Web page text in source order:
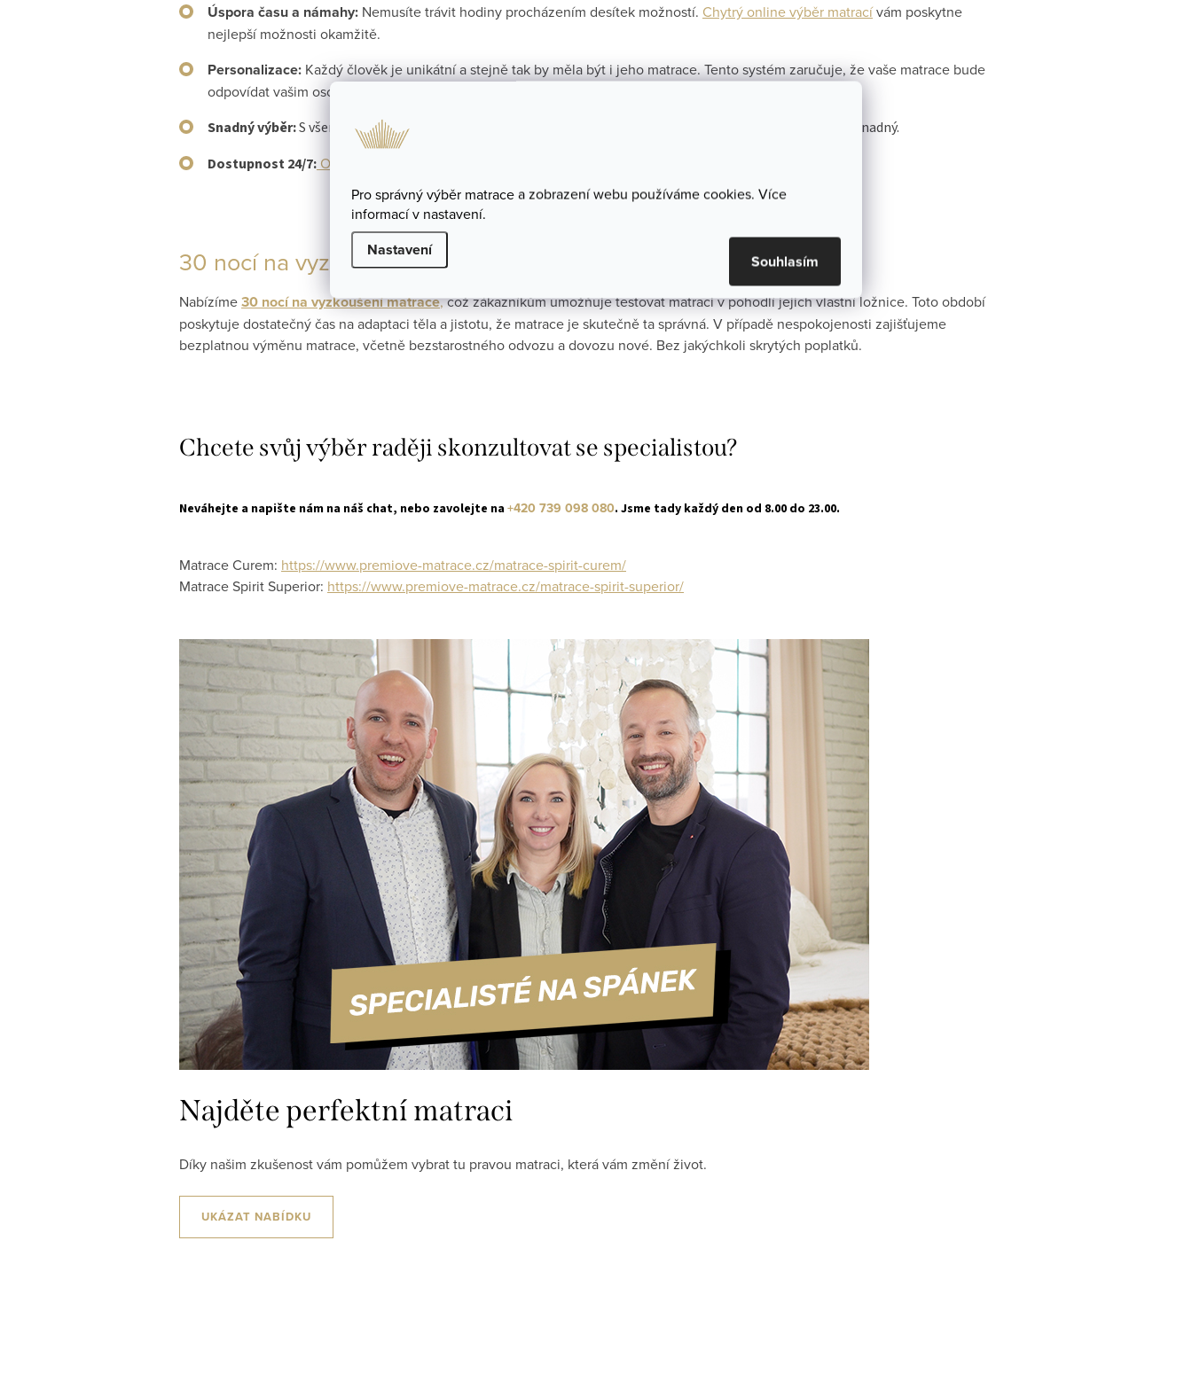
Pro správný výběr matrace a zobrazení webu používáme cookies. Více
informací v nastavení.
Nastavení
Souhlasím
Úspora času a námahy: Nemusíte trávit hodiny procházením desítek možností. Chytrý online výběr matracívám poskytne
nejlepší možnosti okamžitě.
Personalizace: Každý člověk je unikátní a stejně tak by měla být i jeho matrace. Tento systém zaručuje, že vaše matrace bude
odpovídat vašim osobním potřebám.
Snadný výběr:S všemi potřebnými informacemi na dosah ruky je výběr té správné matrace pro vás opravdu snadný.
Dostupnost 24/7: Online výběr matrace
30 nocí na vyzkoušení- nákup matrace online bez rizika!
Nabízíme30 nocí na vyzkoušení matrace,což zákazníkům umožňuje testovat matraci v pohodlí jejich vlastní ložnice. Toto období
poskytuje dostatečný čas na adaptaci těla a jistotu, že matrace je skutečně ta správná. V případě nespokojenosti zajišťujeme
bezplatnou výměnu matrace, včetně bezstarostného odvozu a dovozu nové. Bez jakýchkoli skrytých poplatků.
Chcete svůj výběr raději skonzultovat se specialistou?
Neváhejte a napište nám na náš chat, nebo zavolejte na+420 739 098 080. Jsme tady každý den od 8.00 do 23.00.
Matrace Curem: https://www.premiove-matrace.cz/matrace-spirit-curem/
Matrace Spirit Superior: https://www.premiove-matrace.cz/matrace-spirit-superior/
Najděte perfektní matraci
Díky našim zkušenost vám pomůžem vybrat tu pravou matraci, která vám změní život.
UKÁZAT NABÍDKU